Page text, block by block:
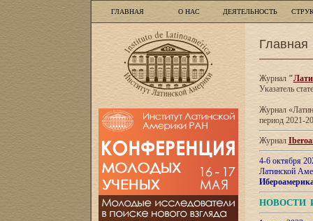
ГЛАВНАЯ О НАС ДЕЯТЕЛЬНОСТЬ
Главная
Журнал"
Указатель
Журнал
период 2021-
Журнал
4-6 октября
Латинской
НОВОСТИ